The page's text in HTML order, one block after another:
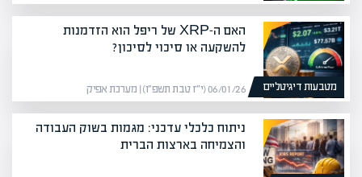
מטבעות דיגיטליים
האם ה-XRP של ריפל הוא הזדמנות
להשקעה או סיכוי לסיכון?
06/01/26 (י״ז טבת תשפ״ו) | מערכת אפיק
ניתוח כלכלי עדכני: מגמות בשוק העבודה
והצמיחה בארצות הברית